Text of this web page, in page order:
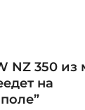
NZ 350 из
на